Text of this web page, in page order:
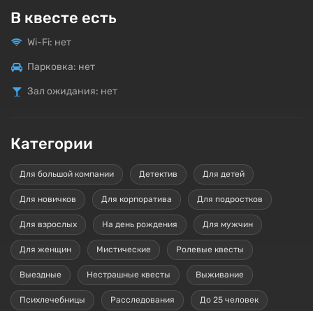
В квесте есть
Wi-Fi: нет
Парковка: нет
Зал ожидания: нет
Категории
Для большой компании Детектив Для детей
Для новичков Для корпоратива Для подростков
Для взрослых На день рождения Для мужчин
Для женщин Мистические Ролевые квесты
Выездные Нестрашные квесты Выживание
Психлечебницы Расследования До 25 человек